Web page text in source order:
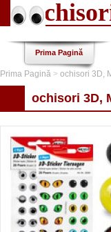
Prima Pagină
Prima Pagină > ochisori 3D,
ochisori 3D,